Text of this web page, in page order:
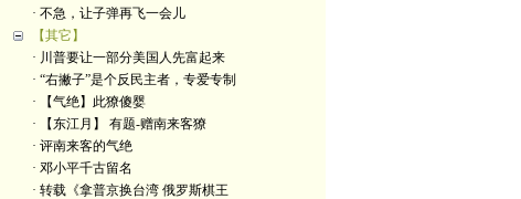
· 不急，让子弹再飞一会儿
【其它】
· 川普要让一部分美国人先富起来
· “右撇子”是个反民主者，专爱专制
· 【气绝】此獠傻婴
· 【东江月】 有题-赠南来客獠
· 评南来客的气绝
· 邓小平千古留名
· 转载《拿普京换台湾 俄罗斯棋王